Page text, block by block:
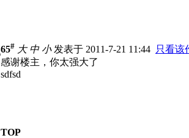
65# 大 中 小发表于 2011-7-21 11:44 只看该
感谢楼主，你太强大了
sdfsd
TOP